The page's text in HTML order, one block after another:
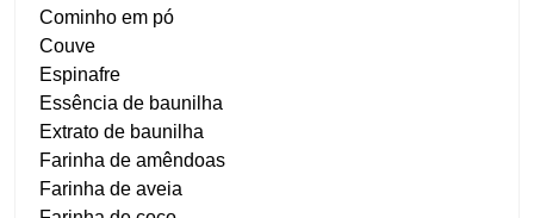
Cominho em pó
Couve
Espinafre
Essência de baunilha
Extrato de baunilha
Farinha de amêndoas
Farinha de aveia